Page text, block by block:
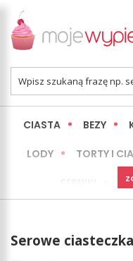
CIASTA BEZY
LODY TORTY I
LŻEJSZE
Serowe